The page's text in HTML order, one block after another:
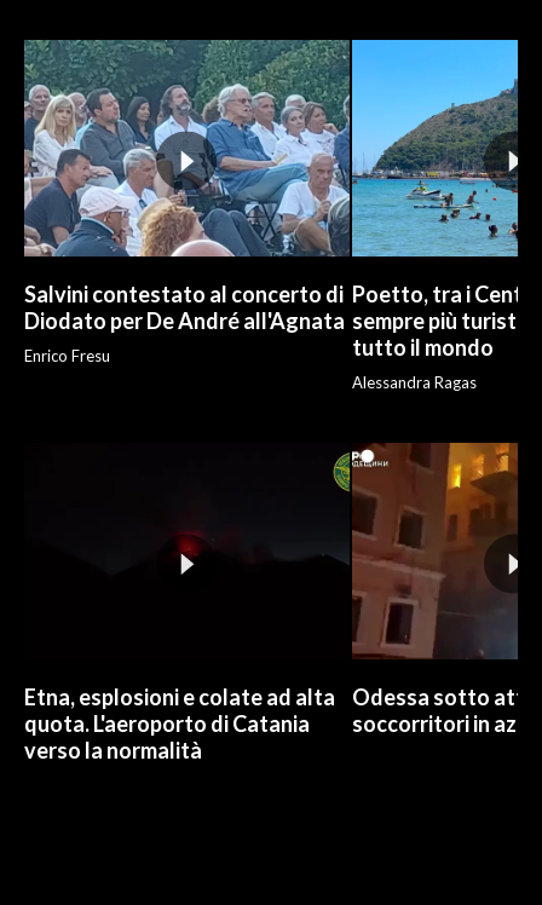
INFO AZIENDE
ABBONATI
ANNUNCI
NECROLOGI
PUBBLICITÀ
SPIAGGE
Salvini contestato al concerto di
Diodato per De André all'Agnata
Enrico Fresu
Poetto, tra i
sempre più turisti:
tutto il mondo
Alessandra Ragas
Etna, esplosioni e colate ad alta
quota. L'aeroporto di Catania
verso la normalità
Odessa sotto
soccorritori in